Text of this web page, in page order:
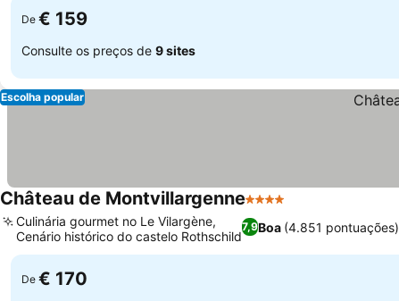
De € 159
Consulte os preços de 9 sites
Escolha popular
Château de Montvillargenne4 Estrelas
7,9Boa (4.851 pontuações)
Culinária gourmet no Le Vilargène,
Cenário histórico do castelo Rothschild
De € 170